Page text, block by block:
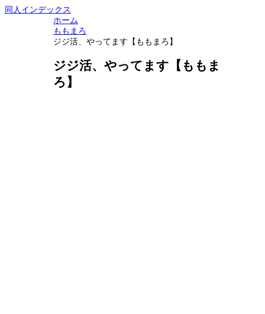
同人インデックス
ホーム
ももまろ
ジジ活、やってます【ももまろ】
ジジ活、やってます【ももま
ろ】